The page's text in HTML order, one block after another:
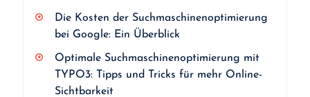
Die Kosten der Suchmaschinenoptimierung
bei Google: Ein Überblick
Optimale Suchmaschinenoptimierung mit
TYPO3: Tipps und Tricks für mehr Online-
Sichtbarkeit